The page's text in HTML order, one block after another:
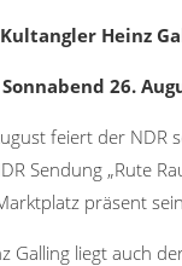
Kultangler Heinz
26.
feiert der NDR
Sendung „Rute
präsent
Galling liegt auch